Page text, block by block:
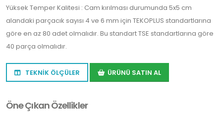
Yüksek Temper Kalitesi : Cam kırılması durumunda 5x5 cm
alandaki parçacık sayısı 4 ve 6 mm için TEKOPLUS standartlarına
göre en az 80 adet olmalıdır. Bu standart TSE standartlarına göre
40 parça olmalıdır.
TEKNİK ÖLÇÜLER ÜRÜNÜ SATIN AL
Öne Çıkan Özellikler